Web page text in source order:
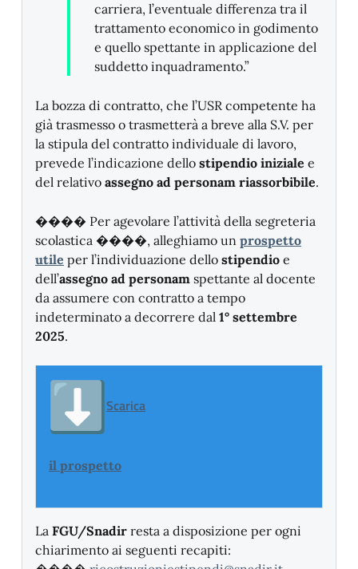
carriera, l’eventuale differenza tra il
trattamento economico in godimento
e quello spettante in applicazione del
suddetto inquadramento.”
La bozza di contratto, che l’USR competente ha
già trasmesso o trasmetterà a breve alla S.V. per
la stipula del contratto individuale di lavoro,
prevede l’indicazione dello stipendio iniziale e
del relativo assegno ad personam riassorbibile.
���� Per agevolare l’attività della segreteria
scolastica ����, alleghiamo un prospetto
utile per l’individuazione dello stipendio e
dell’assegno ad personam spettante al docente
da assumere con contratto a tempo
indeterminato a decorrere dal 1° settembre
2025.
Scarica
il prospetto
La FGU/Snadir resta a disposizione per ogni
chiarimento ai seguenti recapiti: